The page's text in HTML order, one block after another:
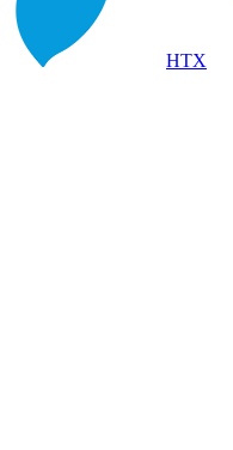
HTX